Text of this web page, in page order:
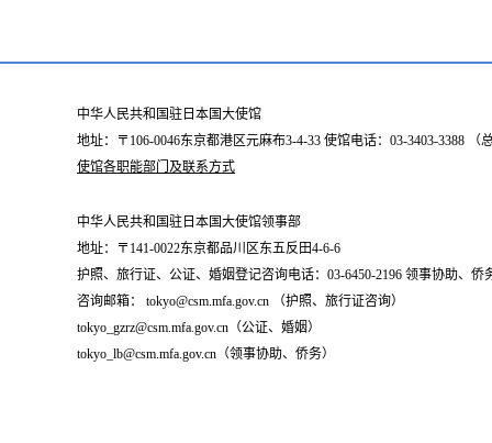
中华人民共和国驻日本国大使馆
地址：〒106-0046东京都港区元麻布3-4-33 使馆电话：03-3403-3388 （
使馆各职能部门及联系方式
中华人民共和国驻日本国大使馆领事部
地址：〒141-0022东京都品川区东五反田4-6-6
护照、旅行证、公证、婚姻登记咨询电话：03-6450-2196 领事协助、侨
咨询邮箱： tokyo@csm.mfa.gov.cn （护照、旅行证咨询）
tokyo_gzrz@csm.mfa.gov.cn（公证、婚姻）
tokyo_lb@csm.mfa.gov.cn（领事协助、侨务）